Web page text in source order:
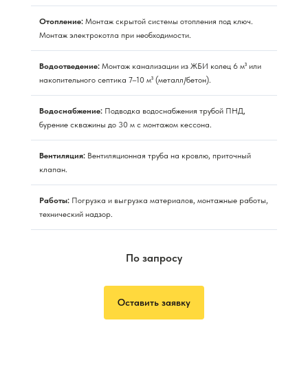
Отопление: Монтаж скрытой системы отопления под ключ.
Монтаж электрокотла при необходимости.
Водоотведение: Монтаж канализации из ЖБИ колец 6 м³ или
накопительного септика 7–10 м³ (металл/бетон).
Водоснабжение: Подводка водоснабжения трубой ПНД,
бурение скважины до 30 м с монтажом кессона.
Вентиляция: Вентиляционная труба на кровлю, приточный
клапан.
Работы: Погрузка и выгрузка материалов, монтажные работы,
технический надзор.
По запросу
Оставить заявку